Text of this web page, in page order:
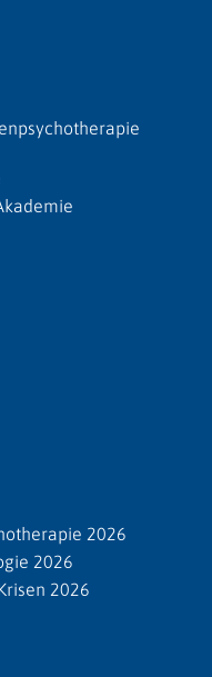
2026
2026
2026